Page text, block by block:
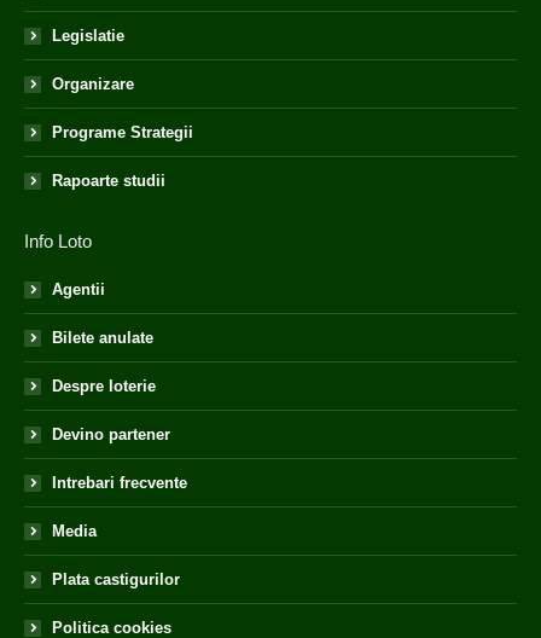
Legislatie
Organizare
Programe Strategii
Rapoarte studii
Info Loto
Agentii
Bilete anulate
Despre loterie
Devino partener
Intrebari frecvente
Media
Plata castigurilor
Politica cookies